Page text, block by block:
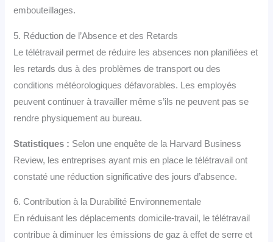
embouteillages.
5. Réduction de l’Absence et des Retards
Le télétravail permet de réduire les absences non planifiées et
les retards dus à des problèmes de transport ou des
conditions météorologiques défavorables. Les employés
peuvent continuer à travailler même s’ils ne peuvent pas se
rendre physiquement au bureau.
Statistiques : Selon une enquête de la Harvard Business
Review, les entreprises ayant mis en place le télétravail ont
constaté une réduction significative des jours d’absence.
6. Contribution à la Durabilité Environnementale
En réduisant les déplacements domicile-travail, le télétravail
contribue à diminuer les émissions de gaz à effet de serre et